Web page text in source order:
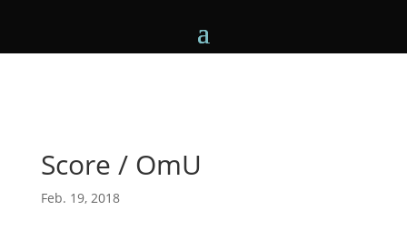
Score / OmU
Feb. 19, 2018